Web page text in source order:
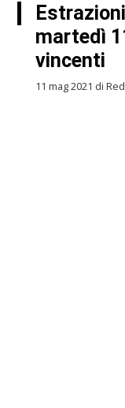
martedì
vincenti
11 mag 2021 di